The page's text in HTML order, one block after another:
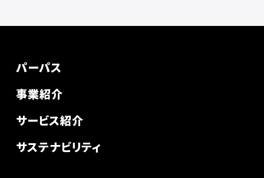
パーパス
事業紹介
サービス紹介
サステナビリティ